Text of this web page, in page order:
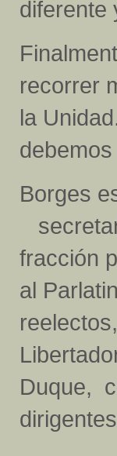
diferente
recorrer
la
Borges
fracción
al
Duque,